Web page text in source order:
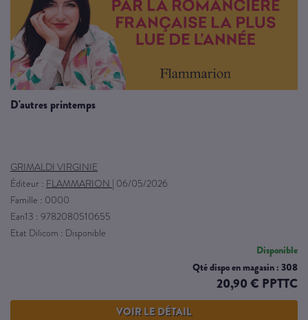
d'autres printemps
GRIMALDI VIRGINIE
Éditeur : FLAMMARION 06/05/2026
Famille : 0000
Ean13 : 9782080510655
Etat Dilicom : Disponible
Disponible
Qté dispo en magasin : 308
20,90 € PPTTC
VOIR LE DÉTAIL